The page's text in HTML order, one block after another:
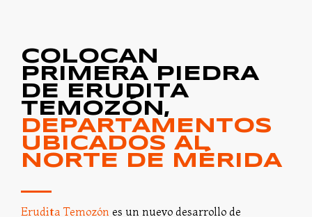
COLOCAN
PRIMERA PIEDRA
DE ERUDITA
TEMOZÓN,
DEPARTAMENTOS
UBICADOS AL
NORTE DE MÉRIDA
Erudita Temozón es un nuevo desarrollo de